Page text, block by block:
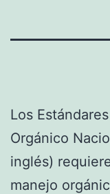
Los
Orgánico
inglés)
manejo